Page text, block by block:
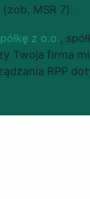
MSR 7).
z o.o.,
Twoja firma
RPP